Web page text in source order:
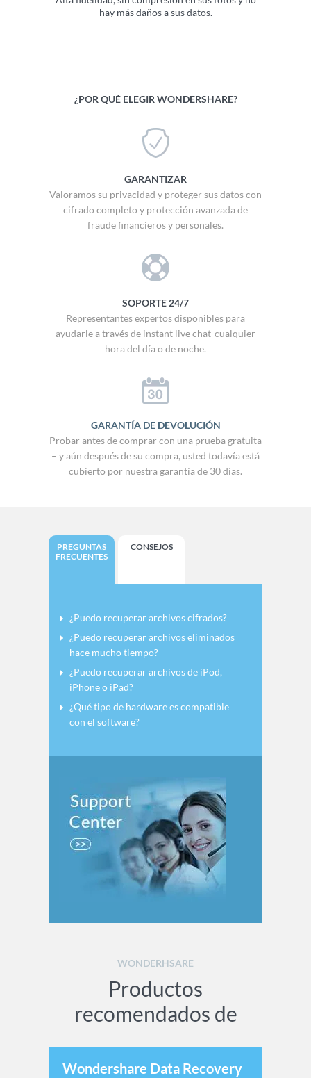
hay más daños a sus datos.
¿POR QUÉ ELEGIR WONDERSHARE?
GARANTIZAR
Valoramos su privacidad y proteger sus datos con
cifrado completo y protección avanzada de
fraude financieros y personales.
SOPORTE 24/7
Representantes expertos disponibles para
ayudarle a través de instant live chat-cualquier
hora del día o de noche.
GARANTÍA DE DEVOLUCIÓN
Probar antes de comprar con una prueba gratuita
– y aún después de su compra, usted todavía está
cubierto por nuestra garantía de 30 días.
PREGUNTAS
FRECUENTES
CONSEJOS
¿Puedo recuperar archivos cifrados?
¿Puedo recuperar archivos eliminados
hace mucho tiempo?
¿Puedo recuperar archivos de iPod,
iPhone o iPad?
¿Qué tipo de hardware es compatible
con el software?
WONDERHSARE
Productos
recomendados de
Wondershare Data Recovery